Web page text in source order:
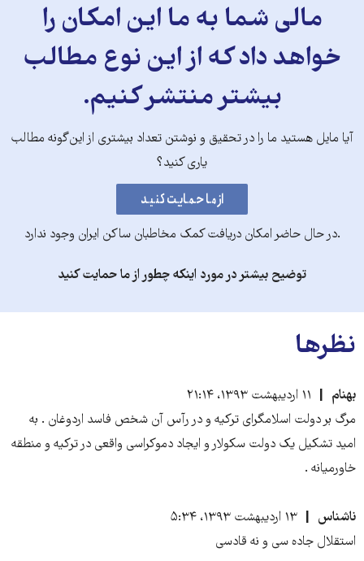
مالی شما به ما این امکان را
خواهد داد که از این نوع مطالب
بیشتر منتشر کنیم.
آیا مایل هستید ما را در تحقیق و نوشتن تعداد بیشتری از این‌گونه مطالب
یاری کنید؟
.در حال حاضر امکان دریافت کمک مخاطبان ساکن ایران وجود ندارد
توضیح بیشتر در مورد اینکه چطور از ما حمایت کنید
نظرها
بهنام
۱۱ اردیبهشت ۱۳۹۳، ۲۱:۱۴
مرگ بر دولت اسلامگرای ترکیه و در رآس آن شخص فاسد اردوغان . به
امید تشکیل یک دولت سکولار و ایجاد دموکراسی واقعی در ترکیه و منطقه
خاورمیانه .
ناشناس
۱۳ اردیبهشت ۱۳۹۳، ۵:۳۴
استقلال جاده سى و نه قادسى